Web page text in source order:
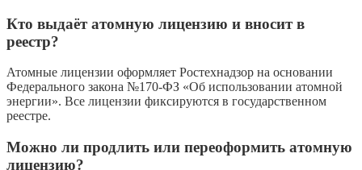
Кто выдаёт атомную лицензию и вносит в
реестр?
Атомные лицензии оформляет Ростехнадзор на основании
Федерального закона №170-ФЗ «Об использовании атомной
энергии». Все лицензии фиксируются в государственном
реестре.
Можно ли продлить или переоформить атомную
лицензию?